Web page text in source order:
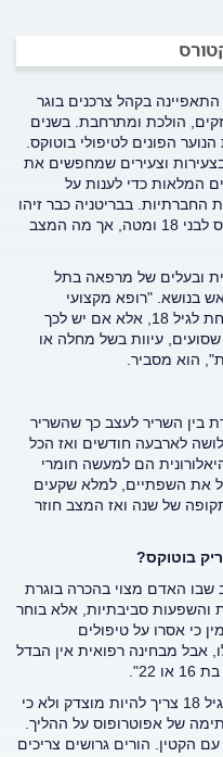
בקהל צרכנים בוגר
הולכת ומתרחבת. בשנים
הפונים לטיפולי בוטוקס.
וצעירים שמחפשים את
המלאות כדי לענות על
בבריטניה כבר זיהו
את המגמה וחל איסור על הזרקת בוטוקס לבני 18 ומטה, אך מה המצב
ובעלים של מרפאה בתל
בנושא. "רופא מקצועי
שמכבד את עצמו לא יטפל במישהו מתחת לגיל 18, אלא אם יש לכך
עיוות בשל מחלה או
הוא מסביר.
בין השריר לעצב כך שהשריר
לארבעה חודשים ואז הכל
הם למעשה חומרי
את השפתיים, למלא שקעים
של שנה ואז המצב חוזר
בוטוקס?
האדם מצוי בהכרה בוגרת
והשפעות סביבתיות, אלא בוחר
כי אסרו על טיפולים
אבל מבחינה רפואית אין הבדל
לדבריו, בישראל טיפול אסתטי מתחת לגיל 18 צריך להיות מוצדק ולא כי
של אפוטרופוס על ההליך.
הקטין. הורים גרושים צריכים